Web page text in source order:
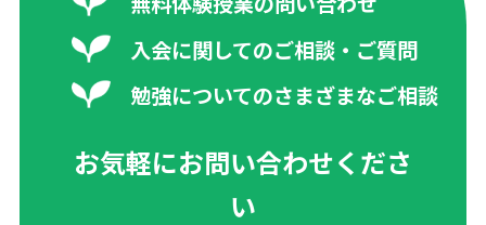
入会に関してのご相談・ご質問
勉強についてのさまざまなご相談
お気軽にお問い合わせくださ
い